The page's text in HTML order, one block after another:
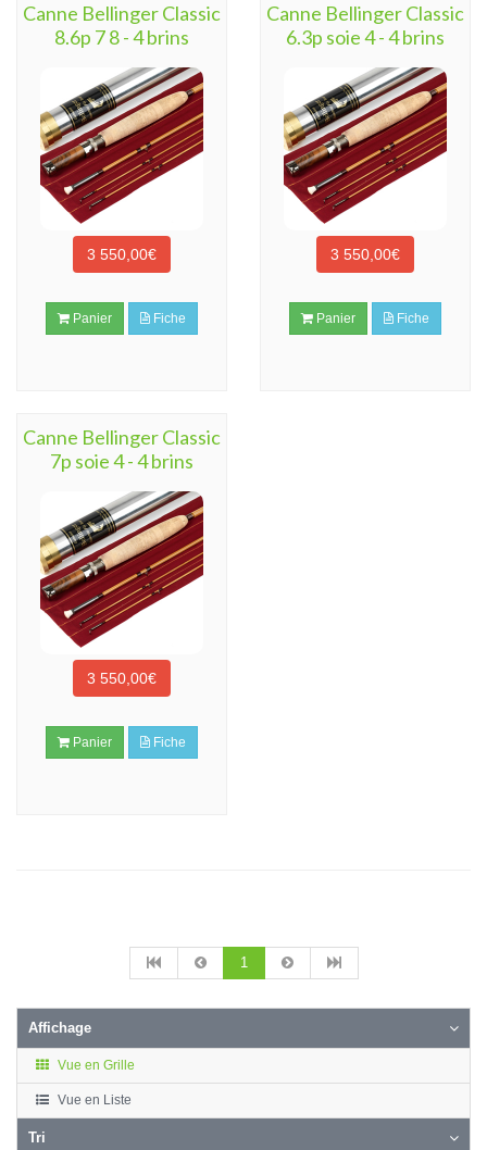
Canne Bellinger Classic
8.6p 7 8 - 4 brins
3 550,00€
Panier Fiche
Canne Bellinger Classic
6.3p soie 4 - 4 brins
3 550,00€
Panier Fiche
Canne Bellinger Classic
7p soie 4 - 4 brins
3 550,00€
Panier Fiche
1
Affichage
Vue en Grille
Vue en Liste
Tri